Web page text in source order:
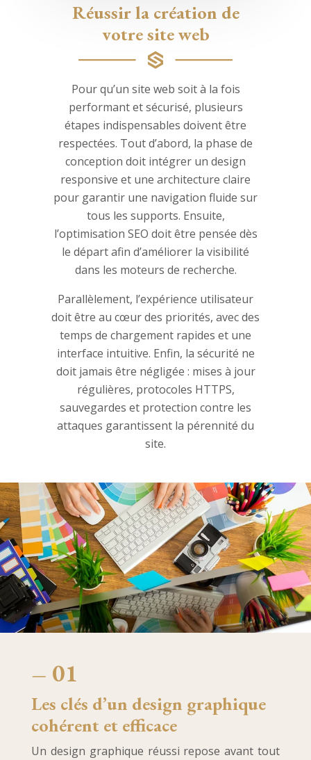
Réussir la création de
votre site web
Pour qu’un site web soit à la fois
performant et sécurisé, plusieurs
étapes indispensables doivent être
respectées. Tout d’abord, la phase de
conception doit intégrer un design
responsive et une architecture claire
pour garantir une navigation fluide sur
tous les supports. Ensuite,
l’optimisation SEO doit être pensée dès
le départ afin d’améliorer la visibilité
dans les moteurs de recherche.
Parallèlement, l’expérience utilisateur
doit être au cœur des priorités, avec des
temps de chargement rapides et une
interface intuitive. Enfin, la sécurité ne
doit jamais être négligée : mises à jour
régulières, protocoles HTTPS,
sauvegardes et protection contre les
attaques garantissent la pérennité du
site.
– 01
Les clés d’un design graphique
cohérent et efficace
Un design graphique réussi repose avant tout